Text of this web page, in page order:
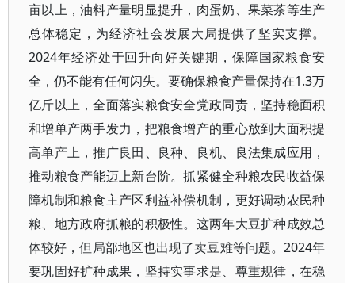
亩以上，油料产量明显提升，肉蛋奶、果菜茶等生产
总体稳定，为经济社会发展大局提供了坚实支撑。
2024年经济处于回升向好关键期，保障国家粮食安
全，仍不能有任何闪失。要确保粮食产量保持在1.3万
亿斤以上，全面落实粮食安全党政同责，坚持稳面积
和增单产两手发力，把粮食增产的重心放到大面积提
高单产上，推广良田、良种、良机、良法集成应用，
推动粮食产能迈上新台阶。抓紧健全种粮农民收益保
障机制和粮食主产区利益补偿机制，更好调动农民种
粮、地方政府抓粮的积极性。这两年大豆扩种成效总
体较好，但局部地区也出现了卖豆难等问题。2024年
要巩固好扩种成果，坚持实事求是、尊重规律，在稳